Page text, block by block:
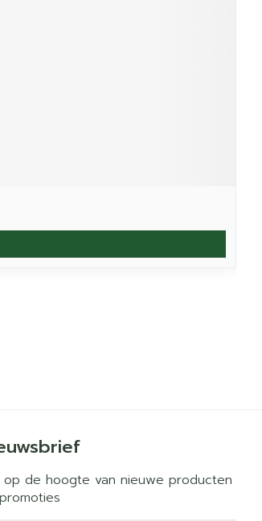
op de hoogte van nieuwe producten